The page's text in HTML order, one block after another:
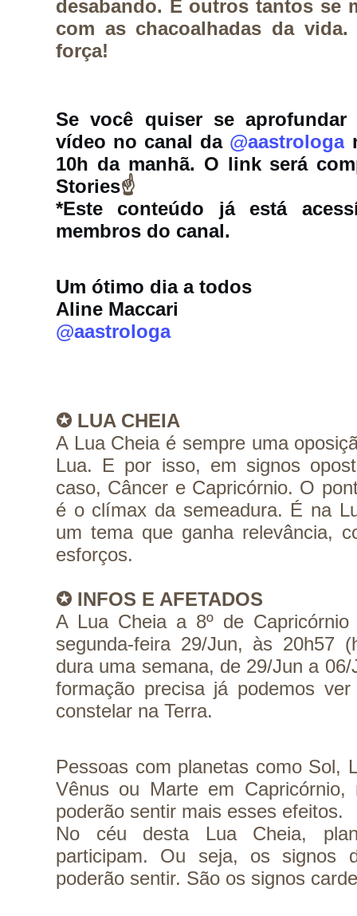
desabando. E outros tantos se
com as chacoalhadas da
força!
Se você quiser se
vídeo no canal da @aastrologa
10h da manhã. O link será
Stories☝️
*Este conteúdo já está
membros do canal.
Um ótimo dia a todos
Aline Maccari
@aastrologa
✪ LUA CHEIA
A Lua Cheia é sempre uma
Lua. E por isso, em signos
caso, Câncer e Capricórnio. O
é o clímax da semeadura. É na
um tema que ganha relevância,
esforços.
✪ INFOS E AFETADOS
A Lua Cheia a 8º de
segunda-feira 29/Jun, às 20h57
dura uma semana, de 29/Jun a
formação precisa já podemos
constelar na Terra.
Pessoas com planetas como Sol,
Vênus ou Marte em
poderão sentir mais esses efeitos.
No céu desta Lua Cheia,
participam. Ou seja, os signos
poderão sentir. São os signos